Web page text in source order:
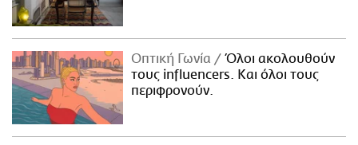
Οπτική Γωνία
Όλοι ακολουθούν
τους influencers. Και όλοι τους
περιφρονούν.